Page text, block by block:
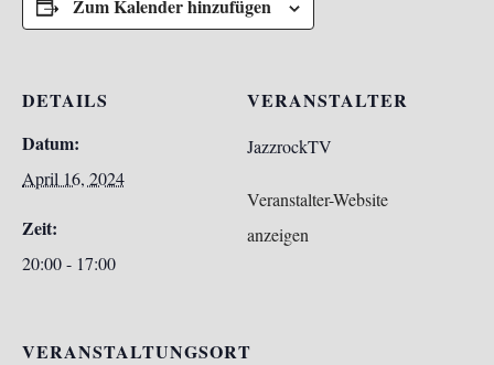
Zum Kalender hinzufügen
DETAILS
Datum:
April 16, 2024
Zeit:
20:00 - 17:00
VERANSTALTER
JazzrockTV
Veranstalter-Website
anzeigen
VERANSTALTUNGSORT